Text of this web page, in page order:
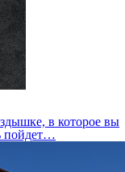
в которое вы
пойдет…